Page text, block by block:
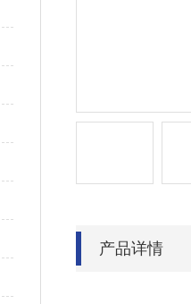
产品详情